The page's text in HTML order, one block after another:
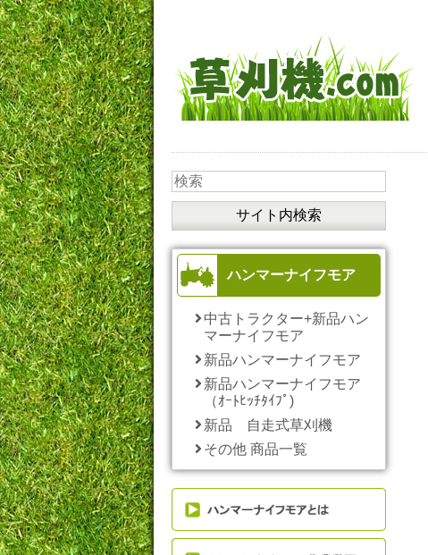
ハンマーナイフモア
中古トラクター+新品ハン
マーナイフモア
新品ハンマーナイフモア
新品ハンマーナイフモア
（ｵｰﾄﾋｯﾁﾀｲﾌﾟ)
新品 自走式草刈機
その他 商品一覧